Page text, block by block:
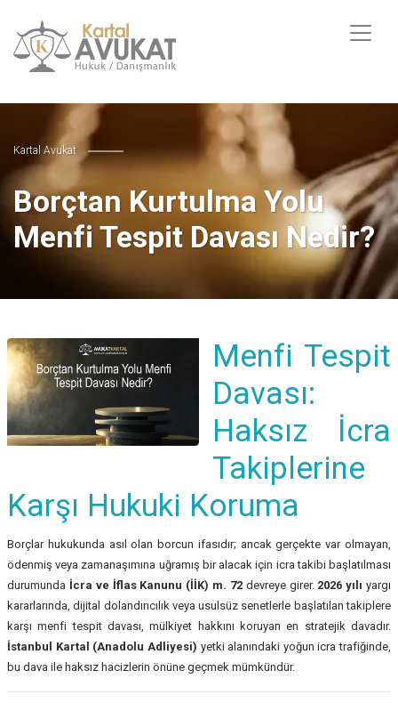
Kartal Avukat
Borçtan Kurtulma Yolu
Menfi Tespit Davası Nedir?
Menfi Tespit
Davası:
Haksız İcra
Takiplerine
Karşı Hukuki Koruma
Borçlar hukukunda asıl olan borcun ifasıdır; ancak gerçekte var olmayan,
ödenmiş veya zamanaşımına uğramış bir alacak için icra takibi başlatılması
durumunda İcra ve İflas Kanunu (İİK) m. 72devreye girer. 2026 yılı yargı
kararlarında, dijital dolandırıcılık veya usulsüz senetlerle başlatılan takiplere
karşı menfi tespit davası, mülkiyet hakkını koruyan en stratejik davadır.
İstanbul Kartal (Anadolu Adliyesi) yetki alanındaki yoğun icra trafiğinde,
bu dava ile haksız hacizlerin önüne geçmek mümkündür.